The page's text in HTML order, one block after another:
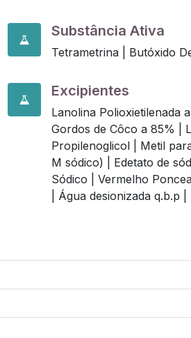
Substância Ativa
Tetrametrina | Butóxido
Excipientes
Lanolina Polioxietilenada
Gordos de Côco a 85% |
Propilenoglicol | Metil
M sódico) | Edetato de
Sódico | Vermelho
Água desionizada q.b.p |